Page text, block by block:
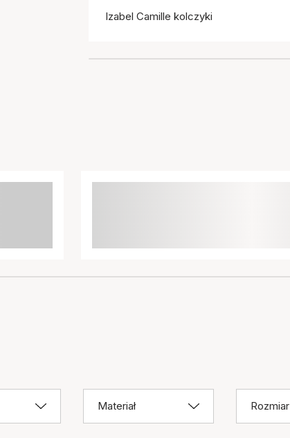
Izabel Camille kolczyki
Materiał Rozmiar